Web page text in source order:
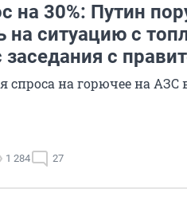
на 30%: Путин
на ситуацию с
заседания с
спроса на горючее на АЗС
1 284 27